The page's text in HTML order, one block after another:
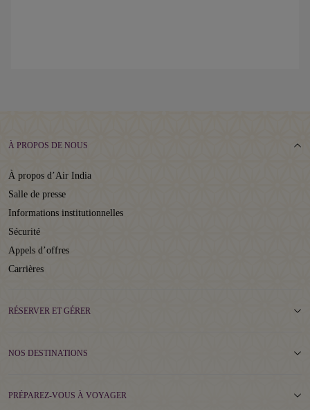
À PROPOS DE NOUS
À propos d’Air India
Salle de presse
Informations institutionnelles
Sécurité
Appels d’offres
Carrières
RÉSERVER ET GÉRER
NOS DESTINATIONS
PRÉPAREZ-VOUS À VOYAGER